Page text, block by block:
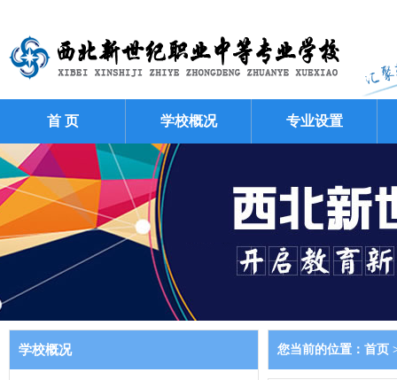
首 页 学校概况 专业设置
学校概况 您当前的位置： 首页